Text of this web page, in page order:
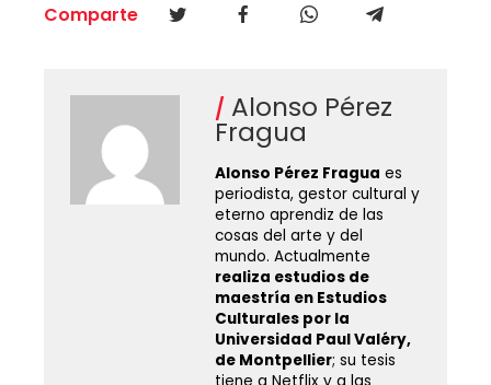
Comparte
Alonso Pérez
Fragua
Alonso Pérez Fragua es
periodista, gestor cultural y
eterno aprendiz de las
cosas del arte y del
mundo. Actualmente
realiza estudios de
maestría en Estudios
Culturales por la
Universidad Paul Valéry,
de Montpellier; su tesis
tiene a Netflix y a las